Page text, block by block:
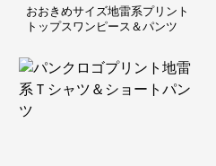
おおきめサイズ地雷系プリント
トップスワンピース＆パンツ